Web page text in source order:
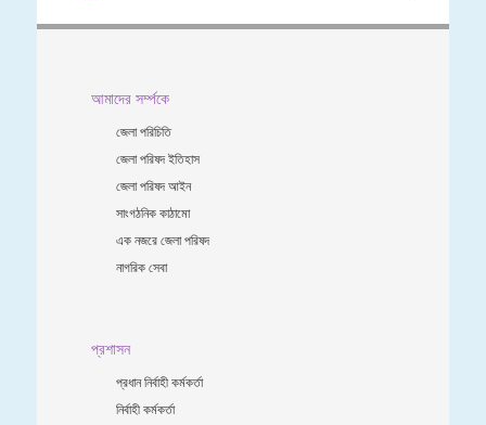
আমাদের সর্ম্পকে
জেলা পরিচিতি
জেলা পরিষদ ইতিহাস
জেলা পরিষদ আইন
সাংগঠনিক কাঠামো
এক নজরে জেলা পরিষদ
নাগরিক সেবা
প্রশাসন
প্রধান নির্বাহী কর্মকর্তা
নির্বাহী কর্মকর্তা